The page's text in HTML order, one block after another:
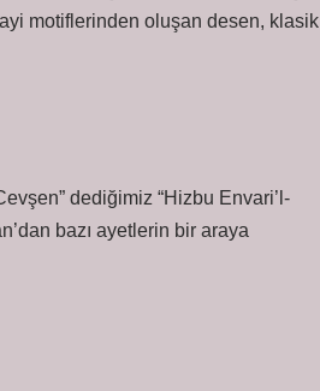
motiflerinden oluşan desen, klasik
dediğimiz “Hizbu Envari’l-
bazı ayetlerin bir araya